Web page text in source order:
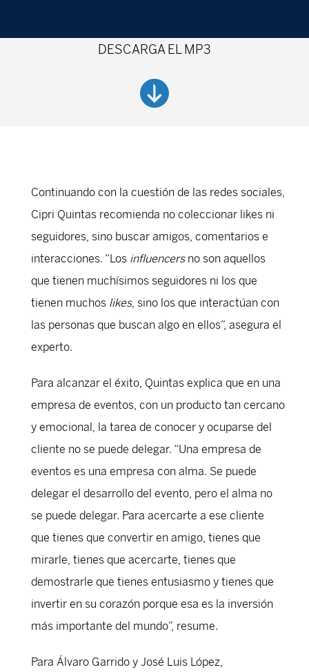
DESCARGA EL MP3
Continuando con la cuestión de las redes sociales,
Cipri Quintas recomienda no coleccionar likes ni
seguidores, sino buscar amigos, comentarios e
interacciones. “Los influencersno son aquellos
que tienen muchísimos seguidores ni los que
tienen muchos likes, sino los que interactúan con
las personas que buscan algo en ellos”, asegura el
experto.
Para alcanzar el éxito, Quintas explica que en una
empresa de eventos, con un producto tan cercano
y emocional, la tarea de conocer y ocuparse del
cliente no se puede delegar. “Una empresa de
eventos es una empresa con alma. Se puede
delegar el desarrollo del evento, pero el alma no
se puede delegar. Para acercarte a ese cliente
que tienes que convertir en amigo, tienes que
mirarle, tienes que acercarte, tienes que
demostrarle que tienes entusiasmo y tienes que
invertir en su corazón porque esa es la inversión
más importante del mundo”, resume.
Para Álvaro Garrido y José Luis López,